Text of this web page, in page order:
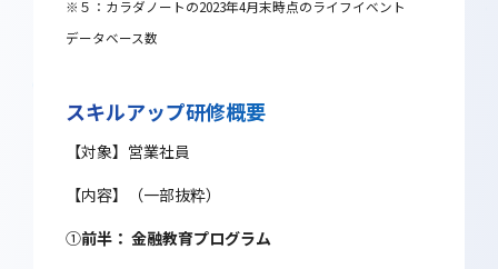
※５：カラダノートの2023年4月末時点のライフイベント
データベース数
スキルアップ研修概要
【対象】営業社員
【内容】（一部抜粋）
①前半： 金融教育プログラム